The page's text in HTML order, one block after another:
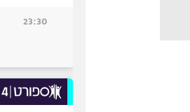
23:30